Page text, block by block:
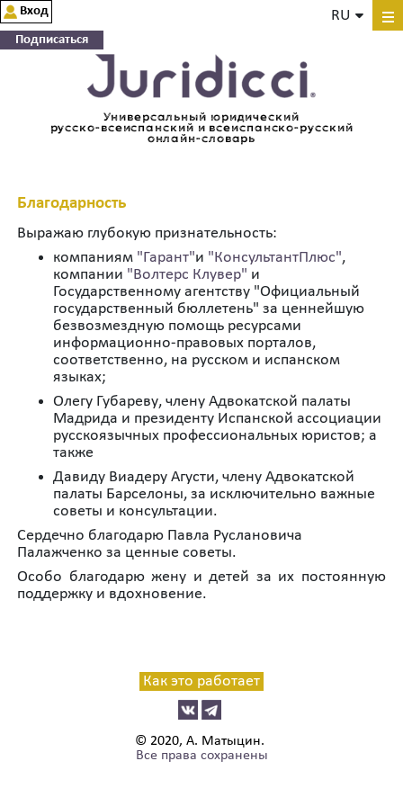
Универсальный юридический
русско-всеиспанский и всеиспанско-русский
онлайн-словарь
RU
Вход
Подписаться
Благодарность
Выражаю глубокую признательность:
компаниям "Гарант"и "КонсультантПлюс",
компании "Волтерс Клувер" и
Государственному агентству "Официальный
государственный бюллетень" за ценнейшую
безвозмездную помощь ресурсами
информационно-правовых порталов,
соответственно, на русском и испанском
языках;
Олегу Губареву, члену Адвокатской палаты
Мадрида и президенту Испанской ассоциации
русскоязычных профессиональных юристов; а
также
Давиду Виадеру Агусти, члену Адвокатской
палаты Барселоны, за исключительно важные
советы и консультации.
Сердечно благодарю Павла Руслановича
Палажченко за ценные советы.
Особо благодарю жену и детей за их постоянную
поддержку и вдохновение.
Как это работает
© 2020, А. Матыцин.
Все права сохранены